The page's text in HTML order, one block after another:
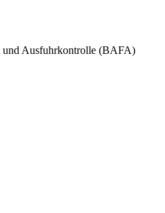
und Ausfuhrkontrolle (BAFA)